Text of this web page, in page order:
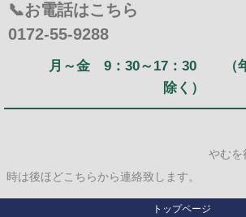
📞お電話はこちら
0172-55-9288
月～金 9：30～17：30 （年
除く）
やむを得
時は後ほどこちらから連絡致します。
トップページ